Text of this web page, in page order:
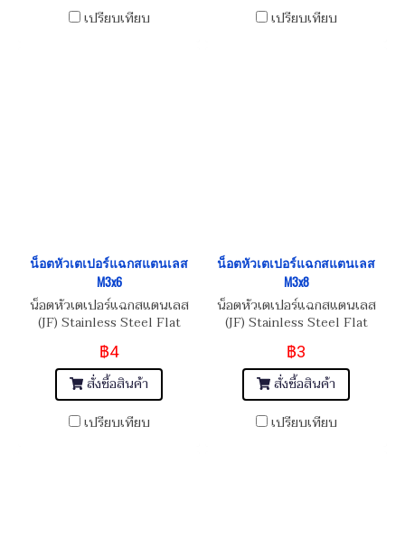
เปรียบเทียบ เปรียบเทียบ
น็อตหัวเตเปอร์แฉกสแตนเลส
M3x6
น็อตหัวเตเปอร์แฉกสแตนเลส
(JF) Stainless Steel Flat
Phillip Taper Head Screw
M3x0.5x6
฿4
สั่งซื้อสินค้า
เปรียบเทียบ
น็อตหัวเตเปอร์แฉกสแตนเลส
M3x8
น็อตหัวเตเปอร์แฉกสแตนเลส
(JF) Stainless Steel Flat
Phillip Taper Head Screw
M3x0.5x8
฿3
สั่งซื้อสินค้า
เปรียบเทียบ